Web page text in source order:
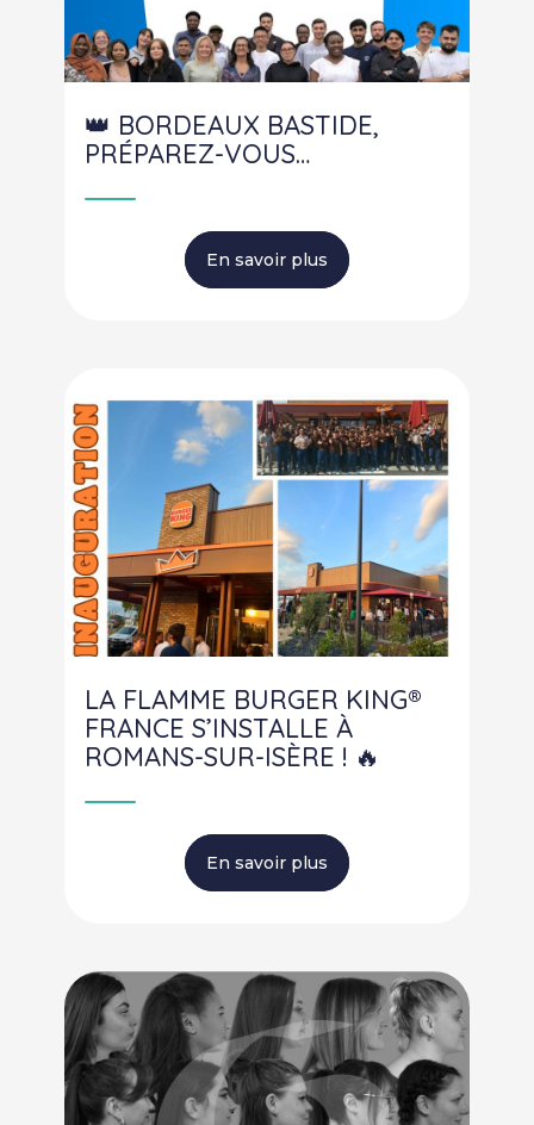
👑 BORDEAUX BASTIDE,
PRÉPAREZ-VOUS…
En savoir plus
LA FLAMME BURGER KING®
FRANCE S’INSTALLE À
ROMANS-SUR-ISÈRE ! 🔥
En savoir plus